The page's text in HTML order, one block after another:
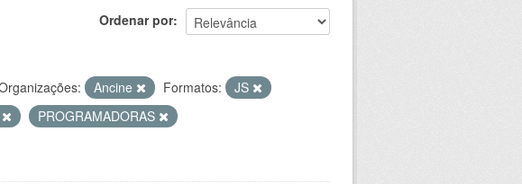
Ordenar por
Ancine Formatos:
JS
PROGRAMADORAS